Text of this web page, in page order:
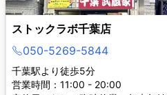
ストックラボ千葉店
050-5269-5844
千葉駅より徒歩5分
営業時間：11:00 - 20:00